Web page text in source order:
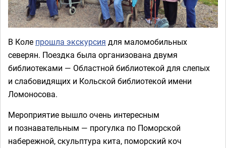
В Коле прошла экскурсия для маломобильных
северян. Поездка была организована двумя
библиотеками — Областной библиотекой для слепых
и слабовидящих и Кольской библиотекой имени
Ломоносова.
Мероприятие вышло очень интересным
и познавательным — прогулка по Поморской
набережной, скульптура кита, поморский коч